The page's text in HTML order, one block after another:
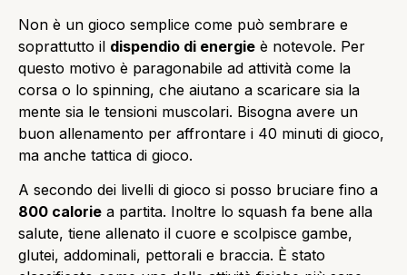
Non è un gioco semplice come può sembrare e
soprattutto il dispendio di energie è notevole. Per
questo motivo è paragonabile ad attività come la
corsa o lo spinning, che aiutano a scaricare sia la
mente sia le tensioni muscolari. Bisogna avere un
buon allenamento per affrontare i 40 minuti di gioco,
ma anche tattica di gioco.
A secondo dei livelli di gioco si posso bruciare fino a
800 calorie a partita. Inoltre lo squash fa bene alla
salute, tiene allenato il cuore e scolpisce gambe,
glutei, addominali, pettorali e braccia. È stato